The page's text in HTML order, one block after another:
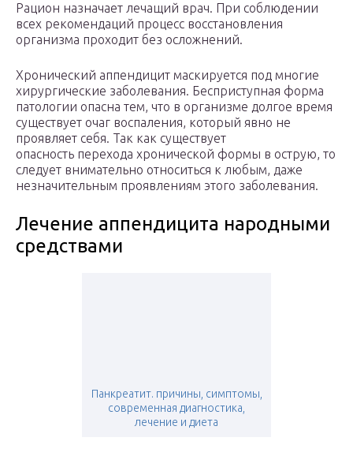
Рацион назначает лечащий врач. При соблюдении
всех рекомендаций процесс восстановления
организма проходит без осложнений.
Хронический аппендицит маскируется под многие
хирургические заболевания. Бесприступная форма
патологии опасна тем, что в организме долгое время
существует очаг воспаления, который явно не
проявляет себя. Так как существует
опасность перехода хронической формы в острую, то
следует внимательно относиться к любым, даже
незначительным проявлениям этого заболевания.
Лечение аппендицита народными
средствами
Панкреатит. причины, симптомы,
современная диагностика,
лечение и диета